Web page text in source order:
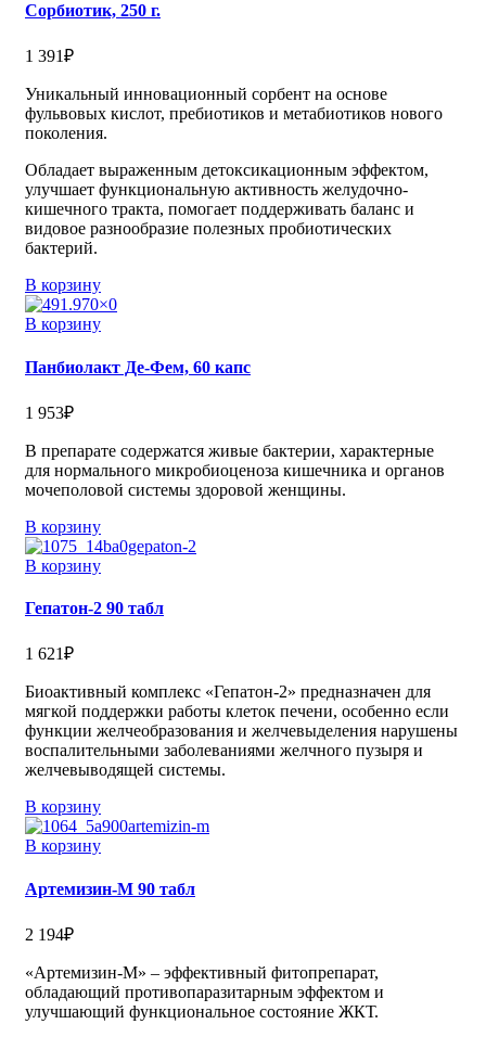
Сорбиотик, 250 г.
1 391₽
Уникальный инновационный сорбент на основе
фульвовых кислот, пребиотиков и метабиотиков нового
поколения.
Обладает выраженным детоксикационным эффектом,
улучшает функциональную активность желудочно-
кишечного тракта, помогает поддерживать баланс и
видовое разнообразие полезных пробиотических
бактерий.
В корзину
В корзину
Панбиолакт Де-Фем, 60 капс
1 953₽
В препарате содержатся живые бактерии, характерные
для нормального микробиоценоза кишечника и органов
мочеполовой системы здоровой женщины.
В корзину
В корзину
Гепатон-2 90 табл
1 621₽
Биоактивный комплекс «Гепатон-2» предназначен для
мягкой поддержки работы клеток печени, особенно если
функции желчеобразования и желчевыделения нарушены
воспалительными заболеваниями желчного пузыря и
желчевыводящей системы.
В корзину
В корзину
Артемизин-М 90 табл
2 194₽
«Артемизин-М» – эффективный фитопрепарат,
обладающий противопаразитарным эффектом и
улучшающий функциональное состояние ЖКТ.